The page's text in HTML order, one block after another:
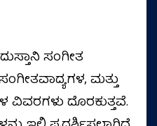
ಸಂಗೀತ
ಮತ್ತು
ವಿವರಗಳು ದೊರಕುತ್ತವೆ.